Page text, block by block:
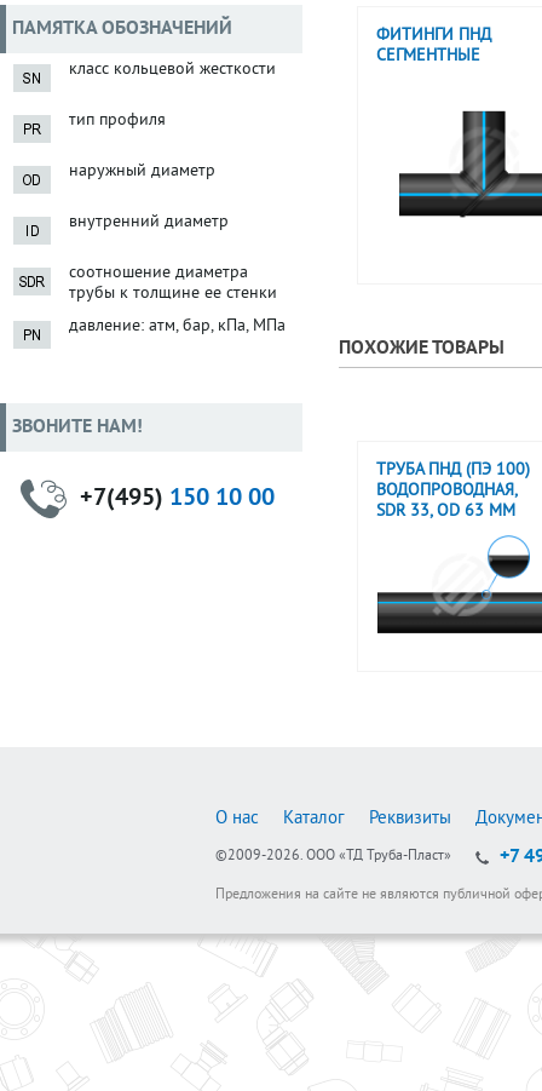
ФИТИНГИ ПНД
СЕГМЕНТНЫЕ
ПОХОЖИЕ ТОВАРЫ
ТРУБА ПНД (ПЭ 100)
ВОДОПРОВОДНАЯ,
SDR 33, OD 63 ММ
ПАМЯТКА ОБОЗНАЧЕНИЙ
класс кольцевой жесткости
тип профиля
наружный диаметр
внутренний диаметр
соотношение диаметра
трубы к толщине ее стенки
давление: атм, бар, кПа, МПа
ЗВОНИТЕ НАМ!
+7(495) 150 10 00
О нас Каталог Реквизиты
©2009-2026. ООО «ТД Труба-Пласт» +7
Предложения на сайте не являются публичной